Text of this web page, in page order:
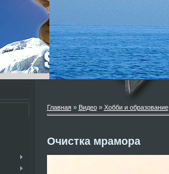
Главная» Видео» Хобби и образование
Очистка мрамора